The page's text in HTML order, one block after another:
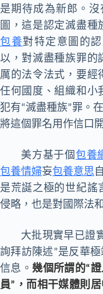
是期待成為新郎。
圖，這是認定滅盡種
包養對特定意圖的
以，對滅盡種族罪的
厲的法令法式，要經
任何國度、組織和小
犯有“滅盡種族”罪。
將這個罪名用作信口
美方基于個包養
包養情婦妄包養意思
是荒誕之極的世紀謠
侵略，也是對國際法
大批現實早已證
詢拜訪陳述”是反華
信息。幾個所謂的“
員”，而相干媒體則